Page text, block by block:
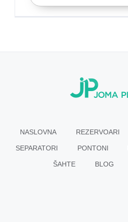
NASLOVNA REZERVOARI
SEPARATORI PONTONI
ŠAHTE BLOG